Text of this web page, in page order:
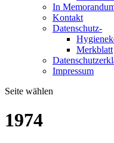
In
Kontakt
Datenschutz-
Merkblatt
Impressum
Seite wählen
1974